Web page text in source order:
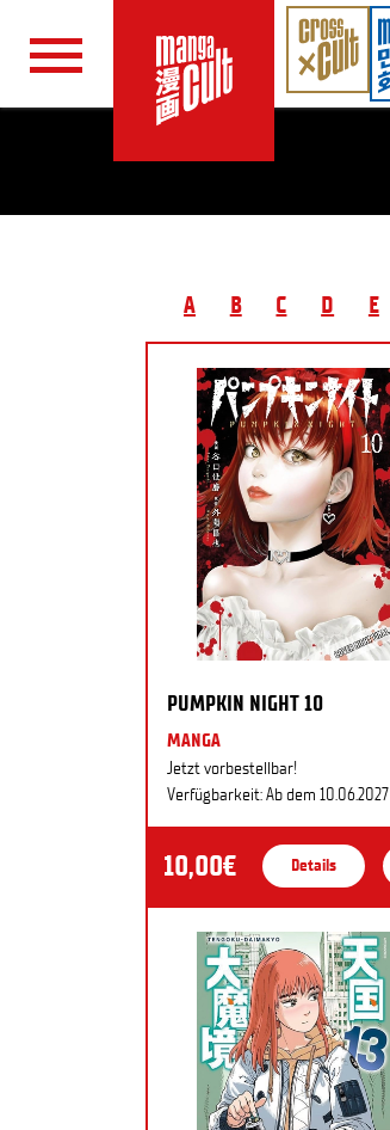
A
B C D E
PUMPKIN NIGHT 10
MANGA
Jetzt vorbestellbar!
Verfügbarkeit: Ab dem 10.06.2027
10,00€ Details